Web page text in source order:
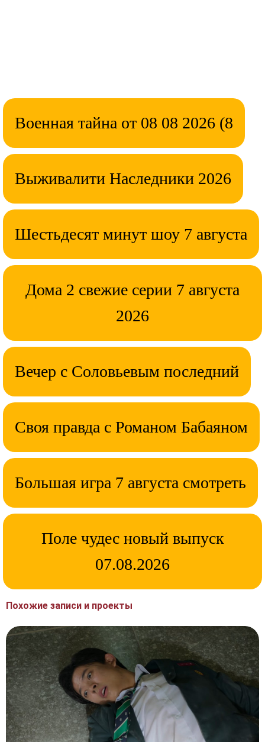
Военная тайна от 08 08 2026 (8
Выживалити Наследники 2026
Шестьдесят минут шоу 7 августа
Дома 2 свежие серии 7 августа
2026
Вечер с Соловьевым последний
Своя правда с Романом Бабаяном
Большая игра 7 августа смотреть
Поле чудес новый выпуск
07.08.2026
Похожие записи и проекты